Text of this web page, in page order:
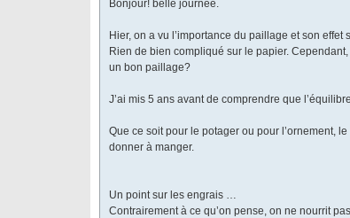
Bonjour! belle journée.
Hier, on a vu l’importance du paillage et son effet
Rien de bien compliqué sur le papier.
un bon paillage?
J’ai mis 5 ans avant de comprendre que
Que ce soit pour le potager ou pour l’ornement,
donner à manger.
Un point sur les engrais …
Contrairement à ce qu’on pense, on ne nourrit